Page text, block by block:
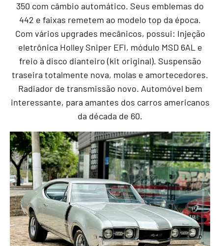
350 com câmbio automático. Seus emblemas do
442 e faixas remetem ao modelo top da época.
Com vários upgrades mecânicos, possui: Injeção
eletrônica Holley Sniper EFI, módulo MSD 6AL e
freio à disco dianteiro (kit original). Suspensão
traseira totalmente nova, molas e amortecedores.
Radiador de transmissão novo. Automóvel bem
interessante, para amantes dos carros americanos
da década de 60.